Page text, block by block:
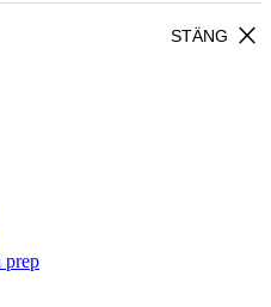
close
STÄNG
prep